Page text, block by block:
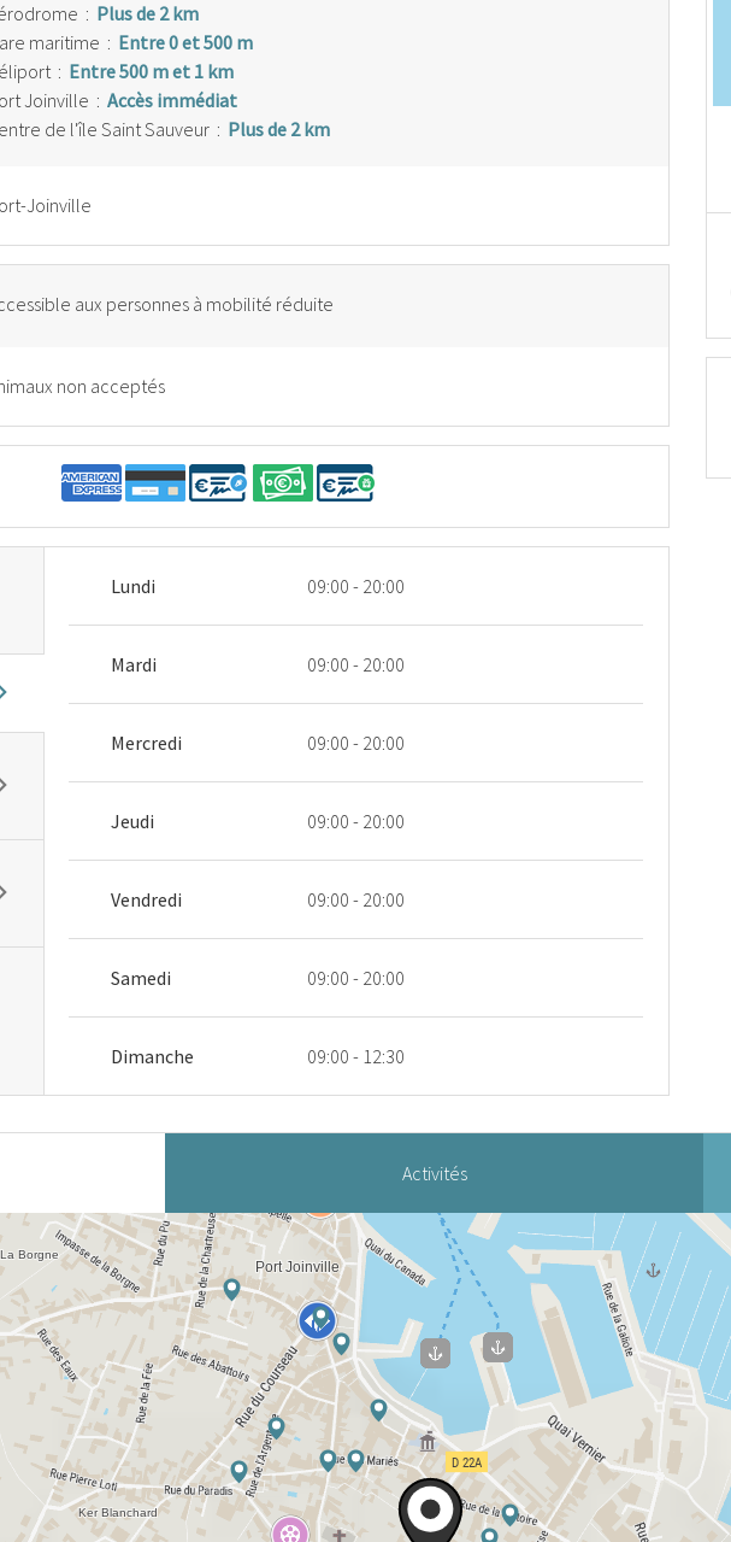
: Plus de 2 km
maritime : Entre 0 et 500 m
: Entre 500 m et 1 km
Joinville : Accès immédiat
de l'île Saint Sauveur : Plus de 2 km
Joinville
aux personnes à mobilité réduite
non acceptés
Lundi 09:00 - 20:00
Mardi 09:00 - 20:00
Mercredi 09:00 - 20:00
Jeudi 09:00 - 20:00
Vendredi 09:00 - 20:00
Samedi 09:00 - 20:00
Dimanche 09:00 - 12:30
Activités